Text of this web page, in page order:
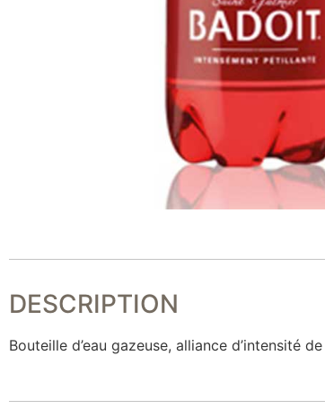
DESCRIPTION
Bouteille d’eau gazeuse, alliance d’intensité